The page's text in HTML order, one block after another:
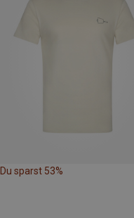
Du sparst 53%